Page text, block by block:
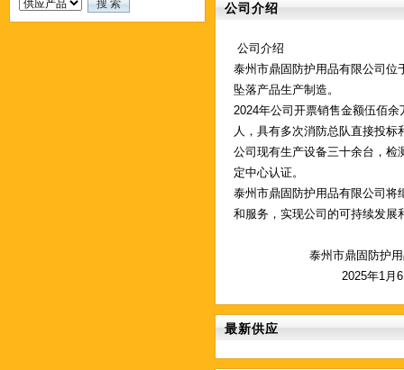
公司介绍
公司介绍
泰州市鼎固防护用品有限公司位
坠落产品生产制造。
2024年公司开票销售金额伍佰
人，具有多次消防总队直接投标
公司现有生产设备三十余台，检
定中心认证。
泰州市鼎固防护用品有限公司将
和服务，实现公司的可持续发展
泰州市鼎固防护用品
2025年1月6
最新供应